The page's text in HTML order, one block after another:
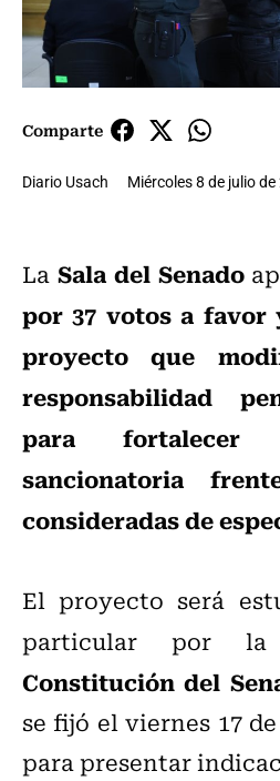
Comparte
Diario Usach Miércoles 8 de julio
La Sala del Senado
por 37 votos a favor
proyecto que
responsabilidad
para fortalecer
sancionatoria
consideradas de
El proyecto será
particular por
Constitución del
se fijó el viernes 17
para presentar